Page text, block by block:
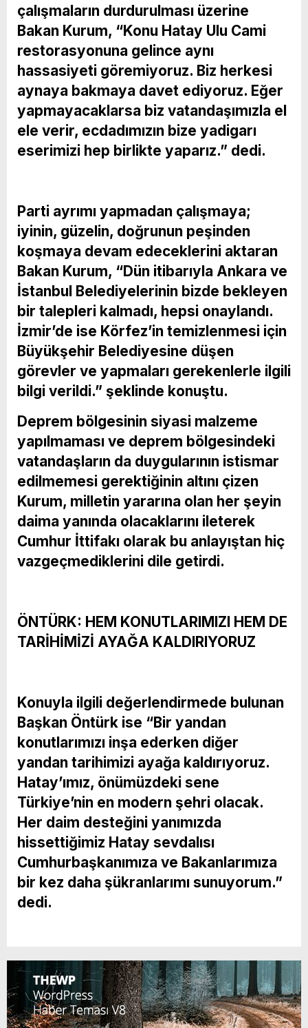
çalışmaların durdurulması üzerine
Bakan Kurum, “Konu Hatay Ulu Cami
restorasyonuna gelince aynı
hassasiyeti göremiyoruz. Biz herkesi
aynaya bakmaya davet ediyoruz. Eğer
yapmayacaklarsa biz vatandaşımızla el
ele verir, ecdadımızın bize yadigarı
eserimizi hep birlikte yaparız.” dedi.
Parti ayrımı yapmadan çalışmaya;
iyinin, güzelin, doğrunun peşinden
koşmaya devam edeceklerini aktaran
Bakan Kurum, “Dün itibarıyla Ankara ve
İstanbul Belediyelerinin bizde bekleyen
bir talepleri kalmadı, hepsi onaylandı.
İzmir’de ise Körfez’in temizlenmesi için
Büyükşehir Belediyesine düşen
görevler ve yapmaları gerekenlerle ilgili
bilgi verildi.” şeklinde konuştu.
Deprem bölgesinin siyasi malzeme
yapılmaması ve deprem bölgesindeki
vatandaşların da duygularının istismar
edilmemesi gerektiğinin altını çizen
Kurum, milletin yararına olan her şeyin
daima yanında olacaklarını ileterek
Cumhur İttifakı olarak bu anlayıştan hiç
vazgeçmediklerini dile getirdi.
ÖNTÜRK: HEM KONUTLARIMIZI HEM DE
TARİHİMİZİ AYAĞA KALDIRIYORUZ
Konuyla ilgili değerlendirmede bulunan
Başkan Öntürk ise “Bir yandan
konutlarımızı inşa ederken diğer
yandan tarihimizi ayağa kaldırıyoruz.
Hatay’ımız, önümüzdeki sene
Türkiye’nin en modern şehri olacak.
Her daim desteğini yanımızda
hissettiğimiz Hatay sevdalısı
Cumhurbaşkanımıza ve Bakanlarımıza
bir kez daha şükranlarımı sunuyorum.”
dedi.